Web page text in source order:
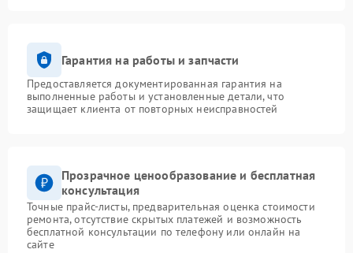
Гарантия на работы и запчасти
Предоставляется документированная гарантия на
выполненные работы и установленные детали, что
защищает клиента от повторных неисправностей
Прозрачное ценообразование и бесплатная
консультация
Точные прайс-листы, предварительная оценка стоимости
ремонта, отсутствие скрытых платежей и возможность
бесплатной консультации по телефону или онлайн на
сайте